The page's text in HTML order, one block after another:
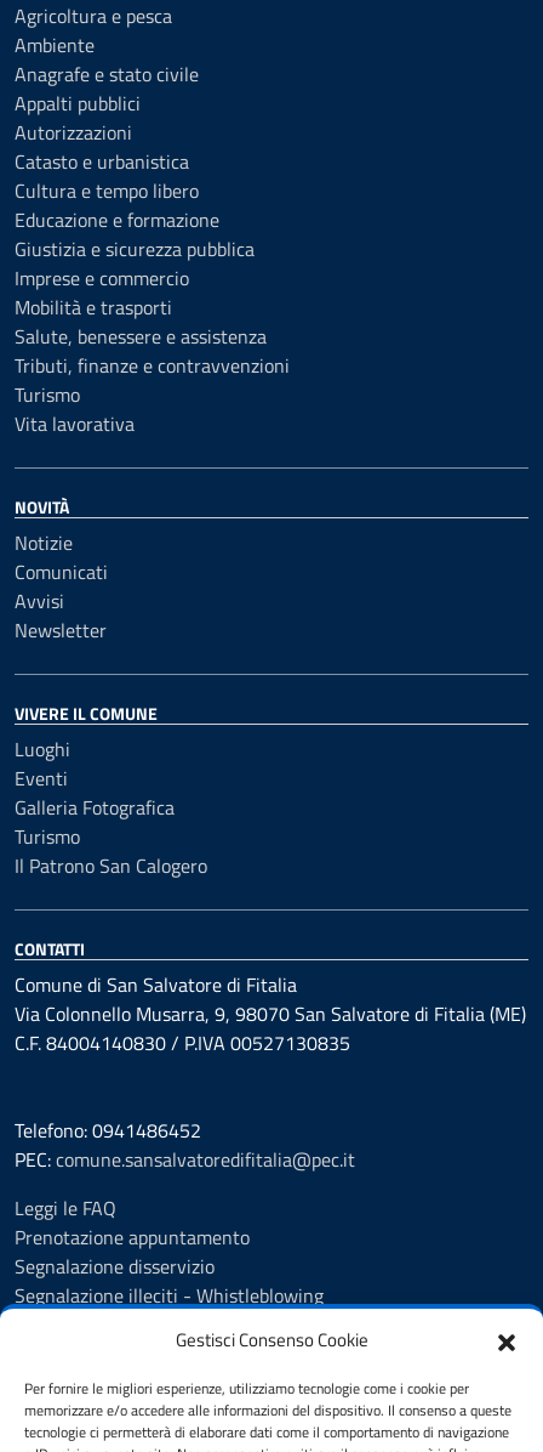
Gestisci Consenso Cookie
Per fornire le migliori esperienze, utilizziamo tecnologie come i cookie per
memorizzare e/o accedere alle informazioni del dispositivo. Il consenso a queste
tecnologie ci permetterà di elaborare dati come il comportamento di navigazione
Agricoltura e pesca
Ambiente
Anagrafe e stato civile
Appalti pubblici
Autorizzazioni
Catasto e urbanistica
Cultura e tempo libero
Educazione e formazione
Giustizia e sicurezza pubblica
Imprese e commercio
Mobilità e trasporti
Salute, benessere e assistenza
Tributi, finanze e contravvenzioni
Turismo
Vita lavorativa
NOVITÀ
Notizie
Comunicati
Avvisi
Newsletter
VIVERE IL COMUNE
Luoghi
Eventi
Galleria Fotografica
Turismo
Il Patrono San Calogero
CONTATTI
Comune di San Salvatore di Fitalia
Via Colonnello Musarra, 9, 98070 San Salvatore di Fitalia (ME)
C.F. 84004140830 / P.IVA 00527130835
Telefono: 0941486452
PEC:comune.sansalvatoredifitalia@pec.it
Leggi le FAQ
Prenotazione appuntamento
Segnalazione disservizio
Segnalazione illeciti - Whistleblowing
Informativa privacy
Cookie policy
Dichiarazione di accessibilità